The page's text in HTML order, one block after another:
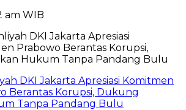
am WIB
DKI Jakarta Apresiasi Komitmen
Berantas Korupsi, Dukung
Tanpa Pandang Bulu